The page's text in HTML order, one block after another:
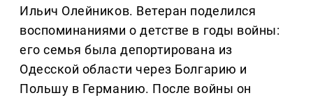
Ильич Олейников. Ветеран поделился
воспоминаниями о детстве в годы войны:
его семья была депортирована из
Одесской области через Болгарию и
Польшу в Германию. После войны он